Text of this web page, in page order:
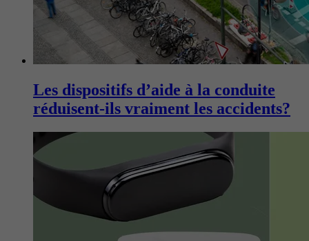
Les dispositifs d’aide à la conduite
réduisent-ils vraiment les accidents?